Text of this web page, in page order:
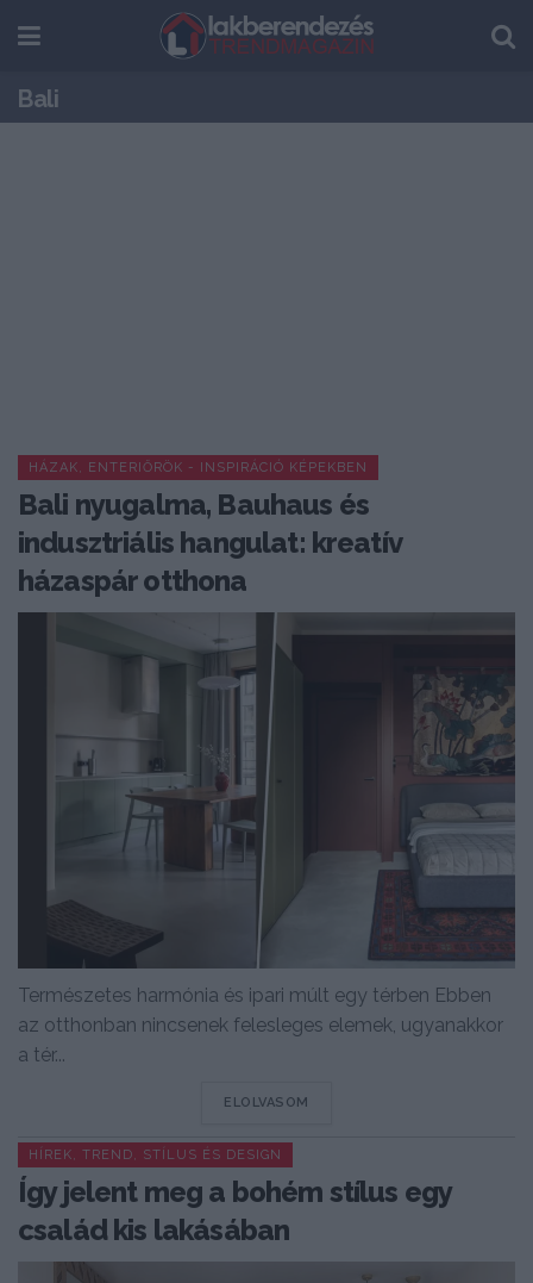
Bali
HÁZAK, ENTERIŐRÖK - INSPIRÁCIÓ KÉPEKBEN
Bali nyugalma, Bauhaus és
indusztriális hangulat: kreatív
házaspár otthona
Természetes harmónia és ipari múlt egy térben Ebben
az otthonban nincsenek felesleges elemek, ugyanakkor
a tér...
ELOLVASOM
HÍREK, TREND, STÍLUS ÉS DESIGN
Így jelent meg a bohém stílus egy
család kis lakásában